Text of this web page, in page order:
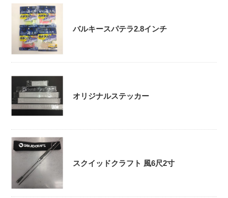
バルキースパテラ2.8インチ
オリジナルステッカー
スクイッドクラフト 風6尺2寸